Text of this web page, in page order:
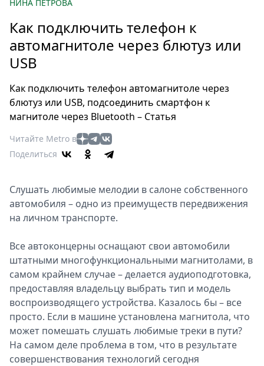
Мир
Здоровье
Мода
Театр
Кино
Афиша
Пресс-
релизы
Metro
Стримы
Спецпроекты
Звезды
Выборы
2026
Скачай
Metro
НИНА ПЕТРОВА
Как подключить телефон к
автомагнитоле через блютуз или
USB
Как подключить телефон автомагнитоле через
блютуз или USB, подсоединить смартфон к
магнитоле через Bluetooth – Статья
Читайте Metro в
Поделиться
Слушать любимые мелодии в салоне собственного
автомобиля – одно из преимуществ передвижения
на личном транспорте.
Все автоконцерны оснащают свои автомобили
штатными многофункциональными магнитолами, в
самом крайнем случае – делается аудиоподготовка,
предоставляя владельцу выбрать тип и модель
воспроизводящего устройства. Казалось бы – все
просто. Если в машине установлена магнитола, что
может помешать слушать любимые треки в пути?
На самом деле проблема в том, что в результате
совершенствования технологий сегодня